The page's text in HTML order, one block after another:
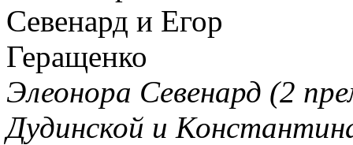
Элеонора Севенард (2
Дудинской и